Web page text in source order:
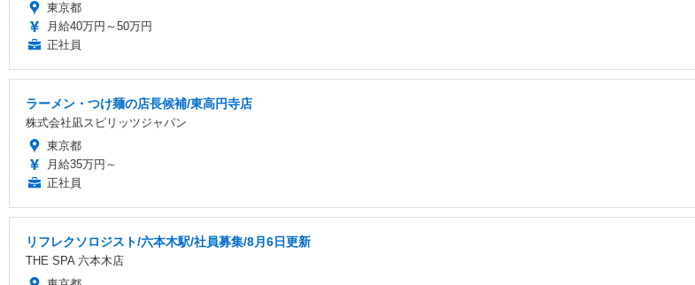
東京都
月給40万円～50万円
正社員
ラーメン・つけ麺の店長候補/東高円寺店
株式会社凪スピリッツジャパン
東京都
月給35万円～
正社員
リフレクソロジスト/六本木駅/社員募集/8月6日更新
THE SPA 六本木店